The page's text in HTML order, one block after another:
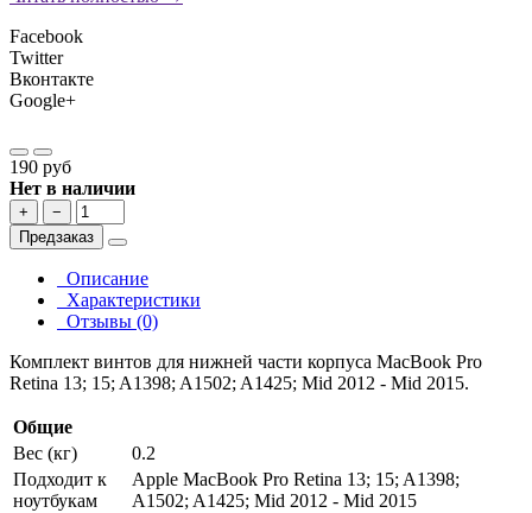
Facebook
Twitter
Вконтакте
Google+
190 руб
Нет в наличии
+
−
Предзаказ
Описание
Характеристики
Отзывы (0)
Комплект винтов для нижней части корпуса MacBook Pro
Retina 13; 15; A1398; A1502; A1425; Mid 2012 - Mid 2015.
Общие
Вес (кг)
0.2
Подходит к
ноутбукам
Apple MacBook Pro Retina 13; 15; A1398;
A1502; A1425; Mid 2012 - Mid 2015